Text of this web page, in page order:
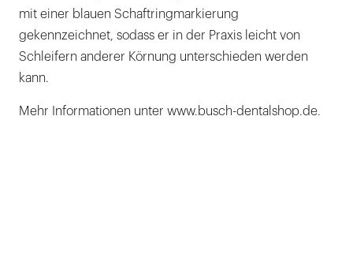
mit einer blauen Schaftringmarkierung
gekennzeichnet, sodass er in der Praxis leicht von
Schleifern anderer Körnung unterschieden werden
kann.
Mehr Informationen unter www.busch-dentalshop.de.